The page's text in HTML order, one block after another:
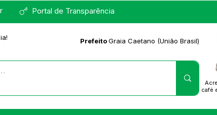
Portal de Transparência
PrefeitoGraia Caetano (União Brasil)
café